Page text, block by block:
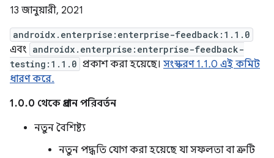
13 জানুয়ারী, 2021
androidx.enterprise:enterprise-feedback:1.1.0
এবং androidx.enterprise:enterprise-feedback-
testing:1.1.0 প্রকাশ করা হয়েছে। সংস্করণ 1.1.0 এই কমিট
ধারণ করে.
1.0.0 থেকে প্রধান পরিবর্তন
নতুন বৈশিষ্ট্য
নতুন পদ্ধতি যোগ করা হয়েছে যা সফলতা বা ত্রুটি